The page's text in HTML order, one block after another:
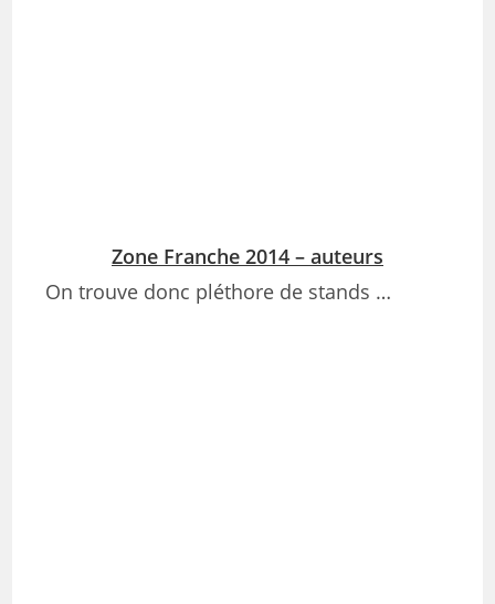
Zone Franche 2014 – auteurs
On trouve donc pléthore de stands …